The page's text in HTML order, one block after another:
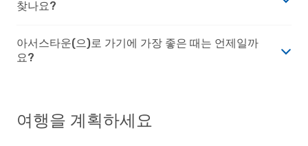
찾나요?
아서스타운(으)로 가기에 가장 좋은 때는 언제일까
요?
여행을 계획하세요